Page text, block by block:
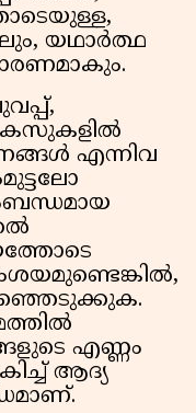
യഥാർത്ഥ
എന്നിവ
എണ്ണം
ആദ്യ